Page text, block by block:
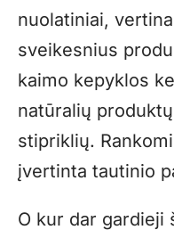
nuolatiniai,
sveikesnius
kaimo kepyklos
natūralių
stipriklių.
įvertinta tautinio
O kur dar gardieji